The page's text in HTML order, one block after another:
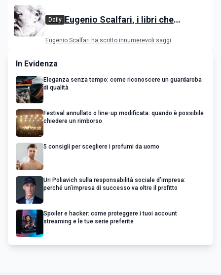
Daily Eugenio Scalfari, i libri che
Eugenio Scalfari ha scritto innumerevoli saggi
In Evidenza
Eleganza senza tempo: come riconoscere un guardaroba
di qualità
Festival annullato o line-up modificata: quando è possibile
chiedere un rimborso
5 consigli per scegliere i profumi da uomo
Uri Poliavich sulla responsabilità sociale d’impresa:
perché un’impresa di successo va oltre il profitto
Spoiler e hacker: come proteggere i tuoi account
streaming e le tue serie preferite